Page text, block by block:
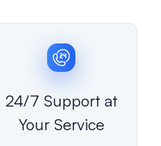
24/7 Support at
Your Service